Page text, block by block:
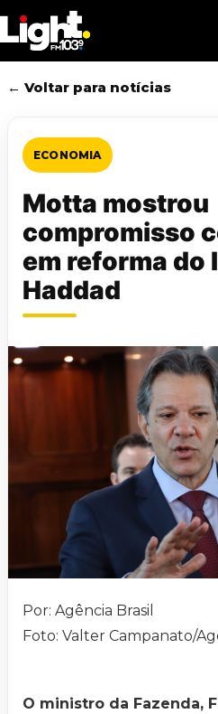
to
main
content
← Voltar para notícias
ECONOMIA
Motta mostrou
compromisso
em reforma do
Haddad
Por: Agência Brasil
Foto: Valter Campanato/
O ministro da Fazenda,